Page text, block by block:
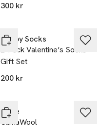
300 kr
Happy Socks
2-Pack Valentine’s Socks
Gift Set
200 kr
Falke
ClimaWool